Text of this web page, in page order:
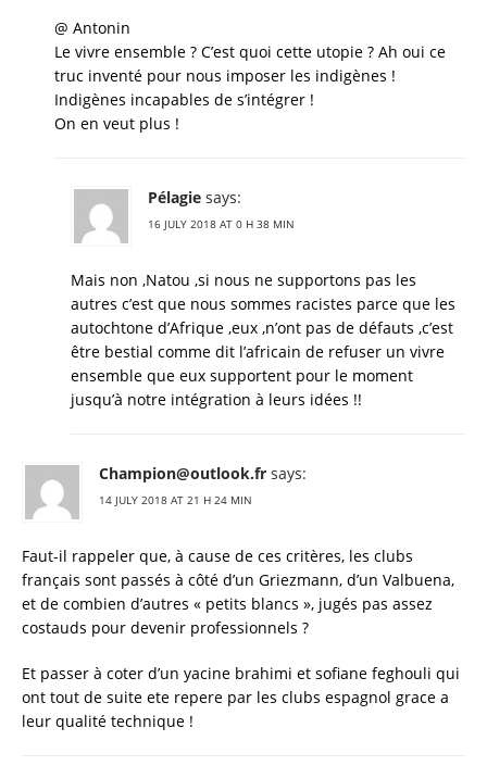
@ Antonin
Le vivre ensemble ? C’est quoi cette utopie ? Ah oui ce
truc inventé pour nous imposer les indigènes !
Indigènes incapables de s’intégrer !
On en veut plus !
Pélagie says:
16 JULY 2018 AT 0 H 38 MIN
Mais non ,Natou ,si nous ne supportons pas les
autres c’est que nous sommes racistes parce que les
autochtone d’Afrique ,eux ,n’ont pas de défauts ,c’est
être bestial comme dit l’africain de refuser un vivre
ensemble que eux supportent pour le moment
jusqu’à notre intégration à leurs idées !!
Champion@outlook.fr says:
14 JULY 2018 AT 21 H 24 MIN
Faut-il rappeler que, à cause de ces critères, les clubs
français sont passés à côté d’un Griezmann, d’un Valbuena,
et de combien d’autres « petits blancs », jugés pas assez
costauds pour devenir professionnels ?
Et passer à coter d’un yacine brahimi et sofiane feghouli qui
ont tout de suite ete repere par les clubs espagnol grace a
leur qualité technique !